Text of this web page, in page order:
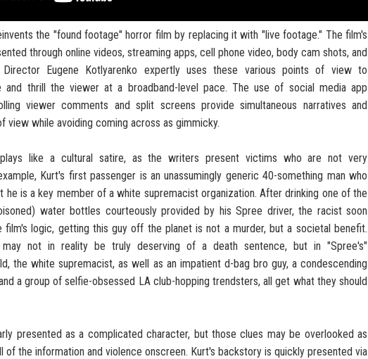
the "found footage" horror film by replacing it with "live footage." The film's
through online videos, streaming apps, cell phone video, body cam shots, and
Eugene Kotlyarenko expertly uses these various points of view to
and thrill the viewer at a broadband-level pace. The use of social media app
viewer comments and split screens provide simultaneous narratives and
view while avoiding coming across as gimmicky.
like a cultural satire, as the writers present victims who are not very
Kurt's first passenger is an unassumingly generic 40-something man who
he is a key member of a white supremacist organization. After drinking one of the
water bottles courteously provided by his Spree driver, the racist soon
film's logic, getting this guy off the planet is not a murder, but a societal benefit.
may not in reality be truly deserving of a death sentence, but in "Spree's"
the white supremacist, as well as an impatient d-bag bro guy, a condescending
a group of selfie-obsessed LA club-hopping trendsters, all get what they should
presented as a complicated character, but those clues may be overlooked as
of the information and violence onscreen. Kurt's backstory is quickly presented via